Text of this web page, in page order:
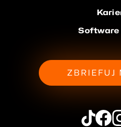
Software
ZBRIEFUJ